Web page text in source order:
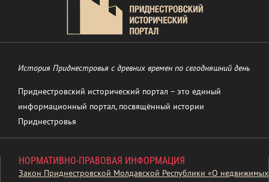
История Приднестровья с древних времен по сегодняшний день
Приднестровский исторический портал – это единый
информационный портал, посвящённый истории
Приднестровья
НОРМАТИВНО-ПРАВОВАЯ ИНФОРМАЦИЯ
Закон Приднестровской Молдавской Республики «О недвижимых